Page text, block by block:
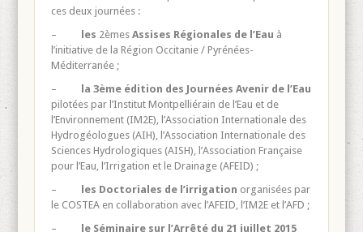
ces deux journées :
–
les 2èmes Assises Régionales de l’Eau à
l’initiative de la Région Occitanie / Pyrénées-
Méditerranée ;
–
la 3ème édition des Journées Avenir de l’Eau
pilotées par l’Institut Montpelliérain de l’Eau et de
l’Environnement (IM2E), l’Association Internationale des
Hydrogéologues (AIH), l’Association Internationale des
Sciences Hydrologiques (AISH), l’Association Française
pour l’Eau, l’Irrigation et le Drainage (AFEID) ;
–
les Doctoriales de l’irrigation organisées par
le COSTEA en collaboration avec l’AFEID, l’IM2E et l’AFD ;
–
le Séminaire sur l’Arrêté du 21 juillet 2015